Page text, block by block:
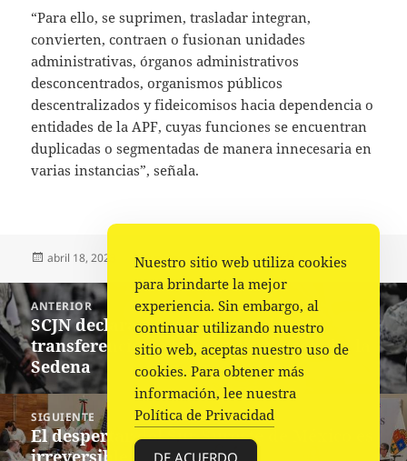
“Para ello, se suprimen, trasladar integran,
convierten, contraen o fusionan unidades
administrativas, órganos administrativos
desconcentrados, organismos públicos
descentralizados y fideicomisos hacia dependencia o
entidades de la APF, cuyas funciones se encuentran
duplicadas o segmentadas de manera innecesaria en
varias instancias”, señala.
Publicado
abril 18, 2023 Autor
Fuente Categorías
Nacional ,Portada
Navegación
de
entradas
ANTERIOR
Entrada
anterior:
SCJN declara inconstitucional la
transferencia de la Guardia Nacional a la
Sedena
SIGUIENTE
Siguiente
entrada:
El despertar del Sur-Sureste de México es
irreversible: Salomón Jara
Nuestro sitio web utiliza cookies
para brindarte la mejor
experiencia. Sin embargo, al
continuar utilizando nuestro
sitio web, aceptas nuestro uso de
cookies. Para obtener más
información, lee nuestra
Política de Privacidad
DE ACUERDO